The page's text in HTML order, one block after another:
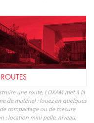
une route, LOXAM met à la
de matériel : louez en quelques
compactage ou de mesure
: location mini pelle, niveau,